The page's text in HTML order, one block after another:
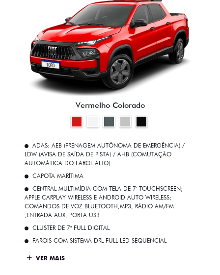
Vermelho Colorado
ADAS: AEB (FRENAGEM AUTÔNOMA DE EMERGÊNCIA) /
LDW (AVISA DE SAÍDA DE PISTA) / AHB (COMUTAÇÃO
AUTOMÁTICA DO FAROL ALTO)
CAPOTA MARÍTIMA
CENTRAL MULTIMÍDIA COM TELA DE 7' TOUCHSCREEN;
APPLE CARPLAY WIRELESS E ANDROID AUTO WIRELESS;
COMANDOS DE VOZ BLUETOOTH,MP3, RÁDIO AM/FM
,ENTRADA AUX, PORTA USB
CLUSTER DE 7" FULL DIGITAL
FAROIS COM SISTEMA DRL FULL LED SEQUENCIAL
VER MAIS